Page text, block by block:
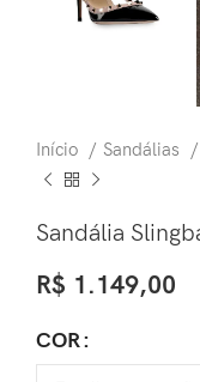
Início Sandálias
Sandália
R$ 1.149,00
COR